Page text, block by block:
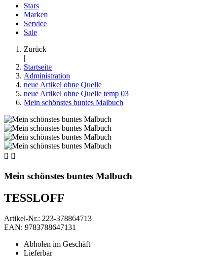
Stars
Marken
Service
Sale
Zurück
|
Startseite
Administration
neue Artikel ohne Quelle
neue Artikel ohne Quelle temp 03
Mein schönstes buntes Malbuch
 
Mein schönstes buntes Malbuch
TESSLOFF
Artikel-Nr.: 223-378864713
EAN: 9783788647131
Abholen im Geschäft
Lieferbar